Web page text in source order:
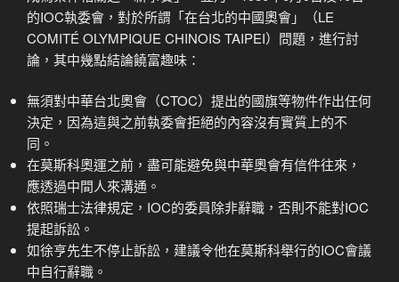
的IOC執委會，對於所謂「在台北的中國奧會」（LE
COMITÉ OLYMPIQUE CHINOIS TAIPEI）問題，進行討
論，其中幾點結論饒富趣味：
無須對中華台北奧會（CTOC）提出的國旗等物件作出任何
決定，因為這與之前執委會拒絕的內容沒有實質上的不
同。
在莫斯科奧運之前，盡可能避免與中華奧會有信件往來，
應透過中間人來溝通。
依照瑞士法律規定，IOC的委員除非辭職，否則不能對IOC
提起訴訟。
如徐亨先生不停止訴訟，建議令他在莫斯科舉行的IOC會議
中自行辭職。